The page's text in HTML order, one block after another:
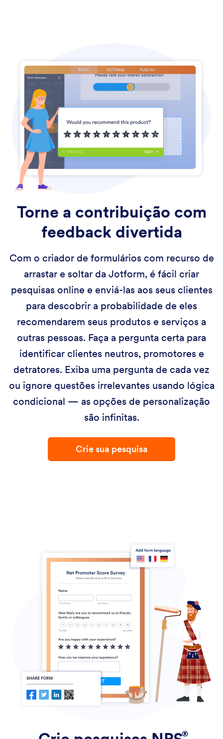
Torne a contribuição com
feedback divertida
Com o criador de formulários com recurso de
arrastar e soltar da Jotform, é fácil criar
pesquisas online e enviá-las aos seus clientes
para descobrir a probabilidade de eles
recomendarem seus produtos e serviços a
outras pessoas. Faça a pergunta certa para
identificar clientes neutros, promotores e
detratores. Exiba uma pergunta de cada vez
ou ignore questões irrelevantes usando lógica
condicional — as opções de personalização
são infinitas.
Crie sua pesquisa